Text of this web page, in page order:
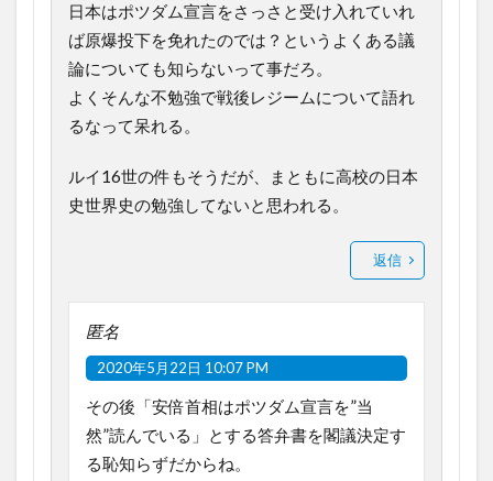
日本はポツダム宣言をさっさと受け入れていれ
ば原爆投下を免れたのでは？というよくある議
論についても知らないって事だろ。
よくそんな不勉強で戦後レジームについて語れ
るなって呆れる。
ルイ16世の件もそうだが、まともに高校の日本
史世界史の勉強してないと思われる。
返信
匿名
2020年5月22日 10:07 PM
その後「安倍首相はポツダム宣言を”当
然”読んでいる」とする答弁書を閣議決定す
る恥知らずだからね。